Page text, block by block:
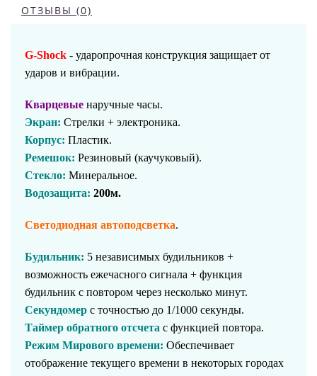
ОТЗЫВЫ (0)
G-Shock - ударопрочная конструкция защищает от
ударов и вибрации.
Кварцевые наручные часы.
Экран: Стрелки + электроника.
Корпус: Пластик.
Ремешок: Резиновый (каучуковый).
Стекло: Минеральное.
Водозащита: 200м.
Светодиодная автоподсветка.
Будильник: 5 независимых будильников +
возможность ежечасного сигнала + функция
будильник с повтором через несколько минут.
Секундомер с точностью до 1/1000 секунды.
Таймер обратного отсчета с функцией повтора.
Режим Мирового времени: Обеспечивает
отображение текущего времени в некоторых городах